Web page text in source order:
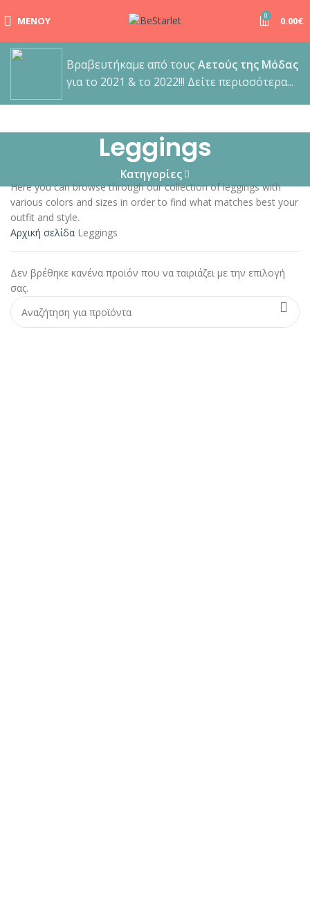
ΜΕΝΟΎ 0 0.00€
Βραβευτήκαμε από τους Αετούς της Μόδας
για το 2021 & το 2022!!! Δείτε περισσότερα...
Leggings
Κατηγορίες
Here you can browse through our collection of leggings with
various colors and sizes in order to find what matches best your
outfit and style.
Αρχική σελίδα Leggings
Δεν βρέθηκε κανένα προϊόν που να ταιριάζει με την επιλογή
σας.
ΑΠΟΣΤΟΛΕΣ | Σε χρόνο μηδέν στη πόρτα σου, μόνο με 4.9€
και δωρεάν μεταφορικά για παραγγελίες άνω των 65€!!